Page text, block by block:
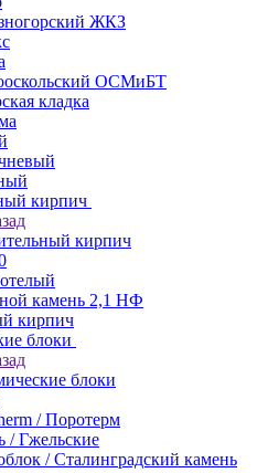
ЖКЗ
ОСМиБТ
кладка
кирпич
кирпич
камень 2,1 НФ
кирпич
блоки
блоки
/ Поротерм
/ Гжельские
/ Сталинградский камень